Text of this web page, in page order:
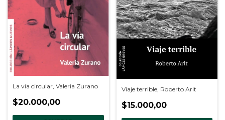
La vía circular, Valeria Zurano
$20.000,00
Viaje terrible, Roberto Arlt
$15.000,00